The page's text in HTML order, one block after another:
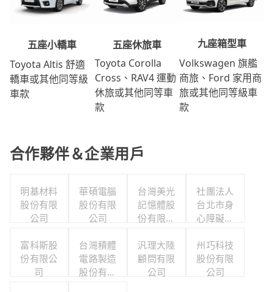
五座小轎車
Toyota Altis 舒適
轎車或其他同等級
車款
五座休旅車
Toyota Corolla
Cross、RAV4 運動
休旅或其他同等車
款
九座箱型車
Volkswagen 旗艦
商旅、Ford 家用商
旅或其他同等級車
款
合作夥伴＆企業用戶
明基材料
股份有限
公司
華碩電腦
股份有限
公司
台灣美光
記憶體股
份有限公
社團法人
台北市身
心障礙游
富科斯股
份有限公
司
台灣積體
電路製造
股份有限
汎理大陸
顧問有限
公司
州巧科技
股份有限
公司